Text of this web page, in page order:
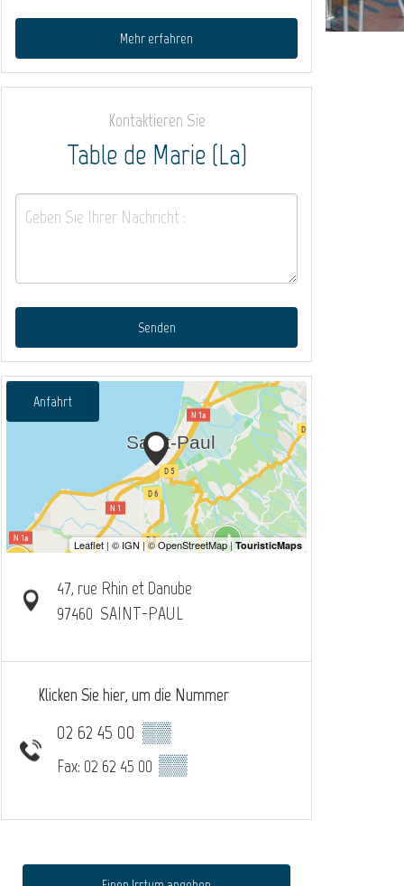
Mehr erfahren
Kontaktieren Sie
Table de Marie (La)
Senden
Anfahrt
47, rue Rhin et Danube
97460 SAINT-PAUL
Klicken Sie hier, um die Nummer
02 62 45 00 ▒▒
Fax: 02 62 45 00 ▒▒